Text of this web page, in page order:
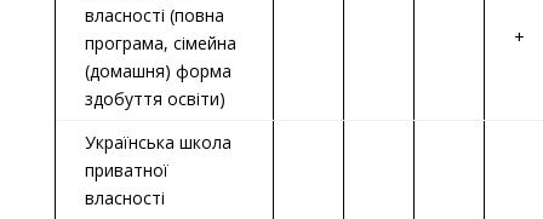
власності (повна
програма, сімейна
(домашня) форма
здобуття освіти)
+
Українська школа
приватної
власності